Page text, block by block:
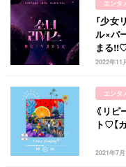
すべての記事
manimani について
カテゴリー一覧
タグ一覧
キュレーター一覧
韓国 オルチャン
韓国旅行 韓国
メイク k-pop
エンタ
2022年11
「少女
ル×バ
まる
エンタ
2021年7
《リピ
ト♡【